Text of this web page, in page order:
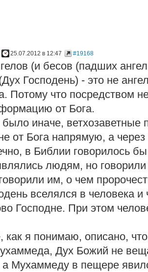
25.07.2012 в 12:47 #19168
(и бесов (падших
Господень) - это не
Потому что посредством
от Бога.
иначе, ветхозаветные
от Бога напрямую, а
в Библии говорилось
людям, но
им, о чем
вселялся в человека и
Господне. При этом
как я понимаю, описано,
Дух Божий не
Мухаммеду в пещере